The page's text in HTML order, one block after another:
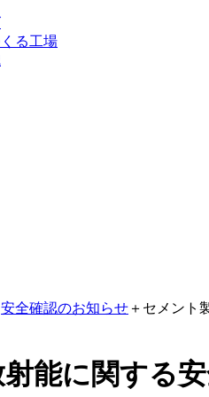
る工場
安全確認のお知らせ＋ セメント
能に関する